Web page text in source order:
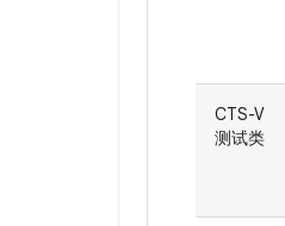
CTS-V
测试类